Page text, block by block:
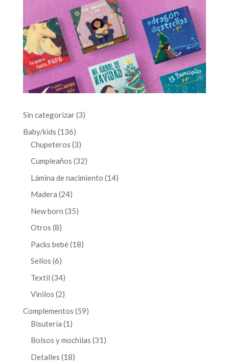
Sin categorizar 33
Baby/kids 136136
productos
Chupeteros 33
productos
Cumpleaños 3232
productos
Lámina de nacimiento 1414
Madera 2424
productos
New born 3535
Otros 88
productos
Packs bebé 1818
Sellos 66
productos
Textil 3434
productos
Vinilos 22
productos
Complementos 5959
Bisutería 1 1
producto
Bolsos y mochilas 31 31
Detalles 1818